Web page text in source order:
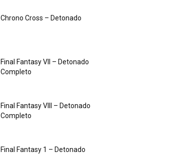
Chrono Cross – Detonado
Final Fantasy VII – Detonado
Completo
Final Fantasy VIII – Detonado
Completo
Final Fantasy 1 – Detonado